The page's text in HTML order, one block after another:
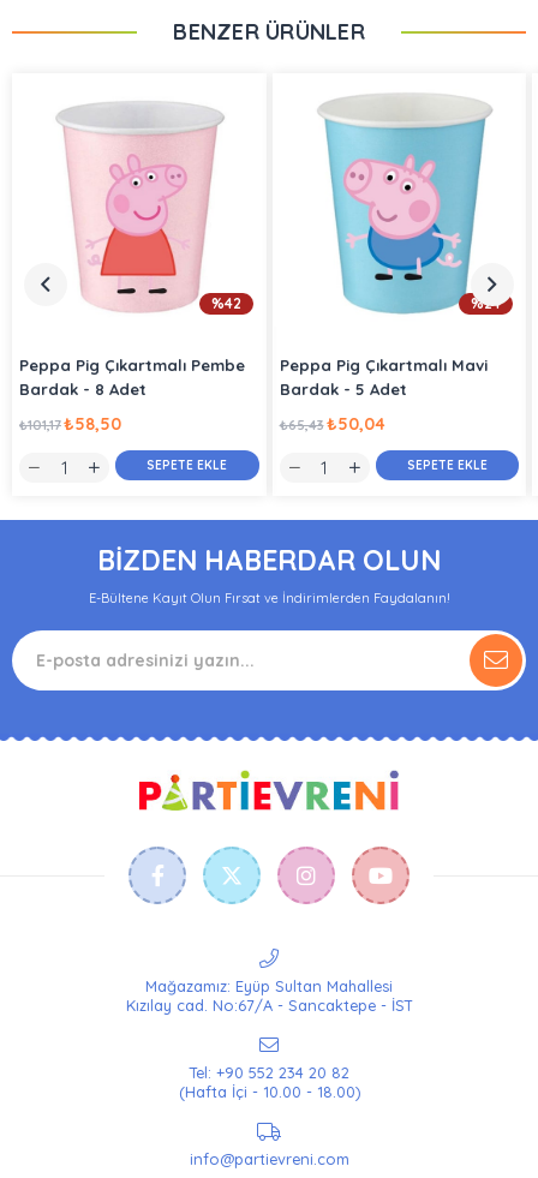
BENZER ÜRÜNLER
Peppa Pig Çıkartmalı Pembe
Bardak - 8 Adet
₺58,50
₺101,17
SEPETE EKLE
%42
Peppa Pig Çıkartmalı Mavi
Bardak - 5 Adet
₺50,04
₺65,43
SEPETE EKLE
%24
BİZDEN HABERDAR OLUN
E-Bültene Kayıt Olun Fırsat ve İndirimlerden Faydalanın!
Mağazamız: Eyüp Sultan Mahallesi
Kızılay cad. No:67/A - Sancaktepe - İST
Tel: +90 552 234 20 82
(Hafta İçi - 10.00 - 18.00)
info@partievreni.com